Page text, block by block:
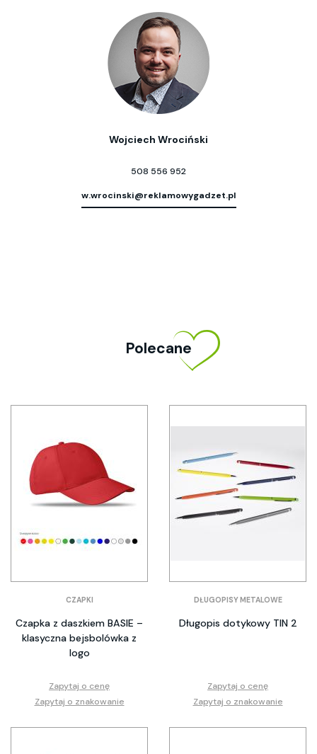
Wojciech Wrociński
508 556 952
w.wrocinski@reklamowygadzet.pl
Polecane
CZAPKI
Czapka z daszkiem BASIE –
klasyczna bejsbolówka z
logo
Zapytaj o cenę
Zapytaj o znakowanie
DŁUGOPISY METALOWE
Długopis dotykowy TIN 2
Zapytaj o cenę
Zapytaj o znakowanie